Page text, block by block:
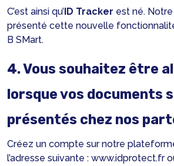
C’est ainsi qu’ID Tracker est né.
présenté cette nouvelle
B SMart.
4. Vous souhaitez être
lorsque vos documents
présentés chez nos
Créez un compte sur notre
l’adresse suivante : www.idprotect.fr